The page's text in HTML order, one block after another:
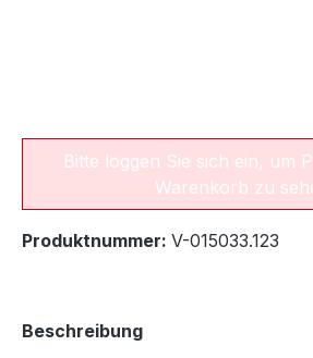
Bitte loggen Sie sich ein, um
Warenkorb zu
Produktnummer: V-015033.123
Beschreibung